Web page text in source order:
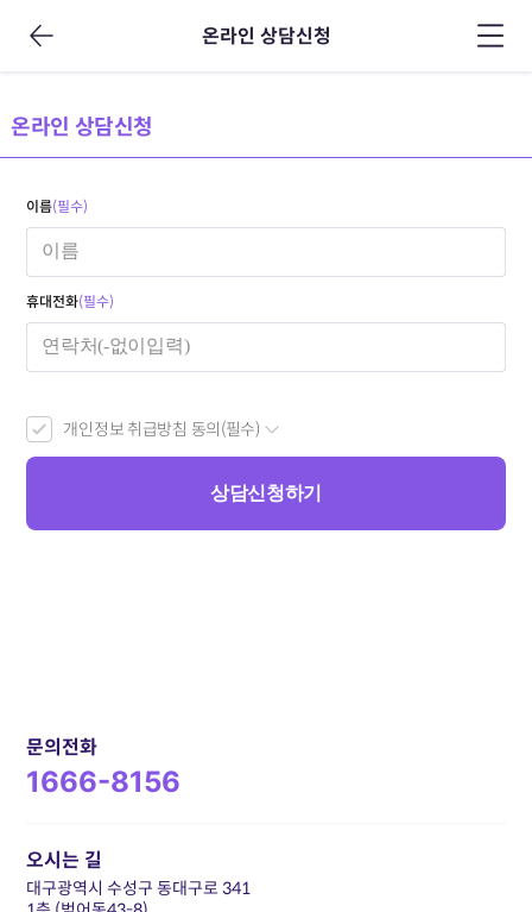
온라인 상담신청
온라인 상담신청
이름(필수)
휴대전화(필수)
개인정보 취급방침 동의(필수)
상담신청하기
문의전화
1666-8156
오시는 길
대구광역시 수성구 동대구로 341